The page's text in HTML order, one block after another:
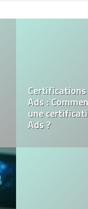
Télécharger
pour PC